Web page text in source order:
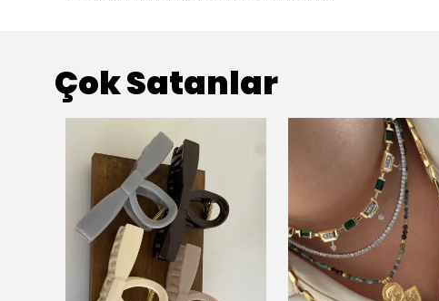
Çok Satanlar